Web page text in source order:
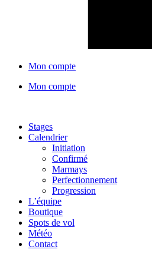
Mon compte
Mon compte
Stages
Calendrier
Initiation
Confirmé
Marmays
Perfectionnement
Progression
L’équipe
Boutique
Spots de vol
Météo
Contact